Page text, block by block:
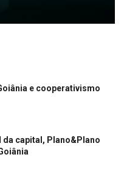
e cooperativismo
da capital, Plano&Plano